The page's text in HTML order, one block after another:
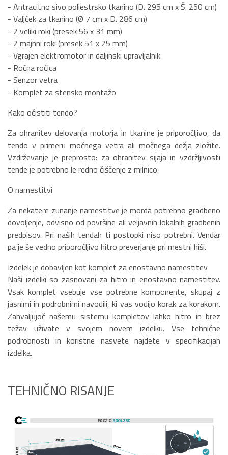
- Antracitno sivo poliestrsko tkanino (D. 295 cm x Š. 250 cm)
- Valjček za tkanino (Ø 7 cm x D. 286 cm)
- 2 veliki roki (presek 56 x 31 mm)
- 2 majhni roki (presek 51 x 25 mm)
- Vgrajen elektromotor in daljinski upravljalnik
- Ročna ročica
- Senzor vetra
- Komplet za stensko montažo
Kako očistiti tendo?
Za ohranitev delovanja motorja in tkanine je priporočljivo, da
tendo v primeru močnega vetra ali močnega dežja zložite.
Vzdrževanje je preprosto: za ohranitev sijaja in vzdržljivosti
tende je potrebno le redno čiščenje z milnico.
O namestitvi
Za nekatere zunanje namestitve je morda potrebno gradbeno
dovoljenje, odvisno od površine ali veljavnih lokalnih gradbenih
predpisov. Pri naših tendah ti postopki niso potrebni. Vendar
pa je še vedno priporočljivo hitro preverjanje pri mestni hiši.
Izdelek je dobavljen kot komplet za enostavno namestitev
Naši izdelki so zasnovani za hitro in enostavno namestitev.
Vsak komplet vsebuje vse potrebne komponente, skupaj z
jasnimi in podrobnimi navodili, ki vas vodijo korak za korakom.
Zahvaljujoč našemu sistemu kompletov lahko hitro in brez
težav uživate v svojem novem izdelku. Vse tehnične
podrobnosti in koristne nasvete najdete v specifikacijah
izdelka.
TEHNIČNO RISANJE